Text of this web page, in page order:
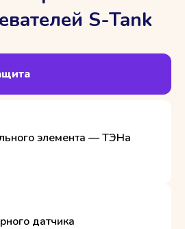
S-Tank
элемента — ТЭНа
датчика